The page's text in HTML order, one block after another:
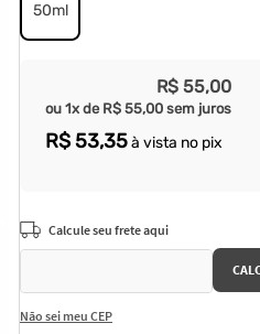
50ml
R$ 55,00
ou 1x de R$ 55,00 sem juros
R$53,35à vista no pix
Não sei meu CEP